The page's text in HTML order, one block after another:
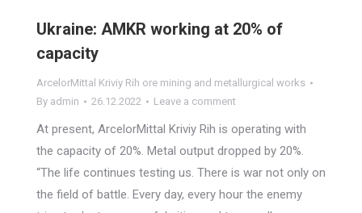
Ukraine: AMKR working at 20% of
capacity
ArcelorMittal Kriviy Rih ore mining and metallurgical works
By admin 26.12.2022 Leave a comment
At present, ArcelorMittal Kriviy Rih is operating with
the capacity of 20%. Metal output dropped by 20%.
“The life continues testing us. There is war not only on
the field of battle. Every day, every hour the enemy